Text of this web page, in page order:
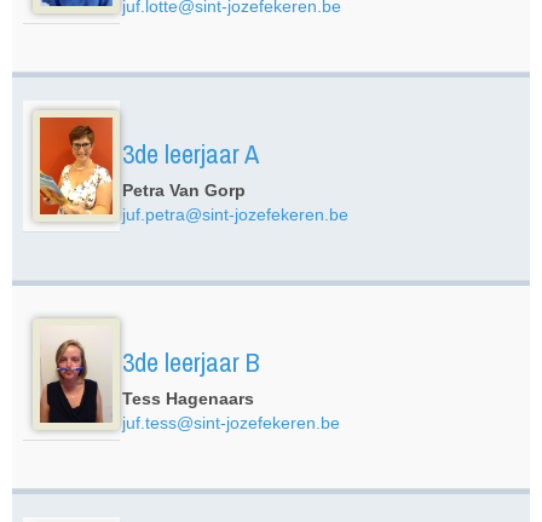
juf.lotte@sint-jozefekeren.be
3de leerjaar A
Petra Van Gorp
juf.petra@sint-jozefekeren.be
3de leerjaar B
Tess Hagenaars
juf.tess@sint-jozefekeren.be